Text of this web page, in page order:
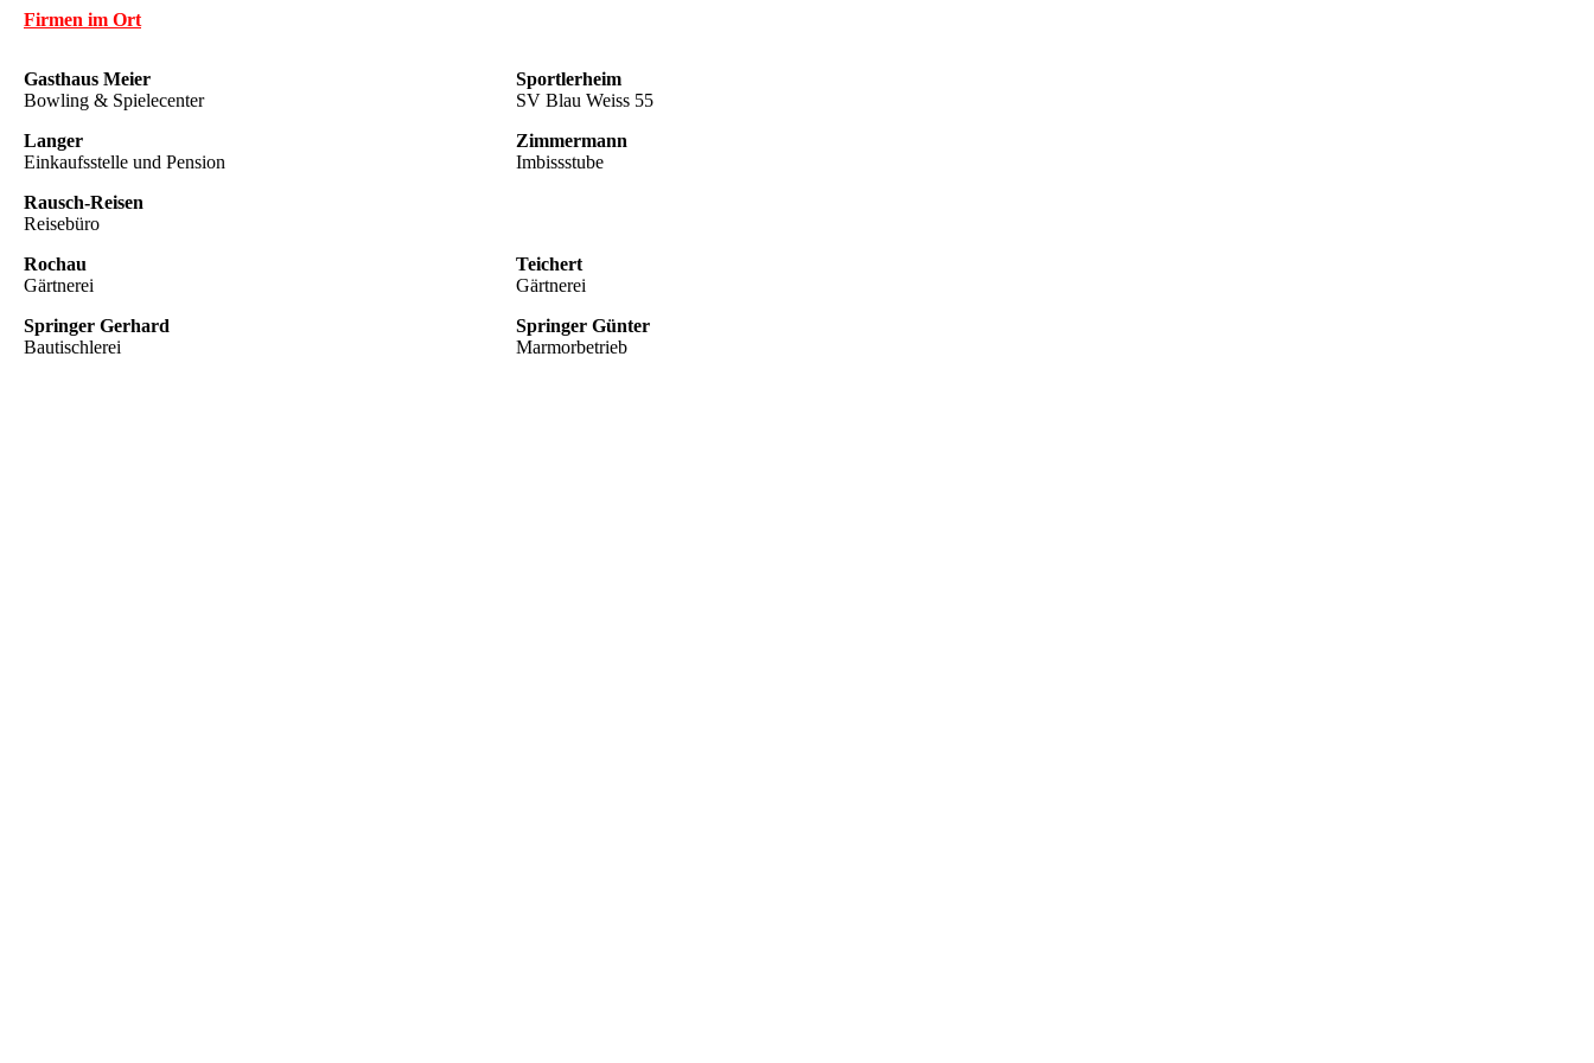
Firmen im Ort
Gasthaus Meier
Sportlerheim
Bowling & Spielecenter
SV Blau Weiss 55
Langer
Zimmermann
Einkaufsstelle und Pension
Imbissstube
Rausch-Reisen
Reisebüro
Rochau
Teichert
Gärtnerei
Gärtnerei
Springer Gerhard
Springer Günter
Bautischlerei
Marmorbetrieb